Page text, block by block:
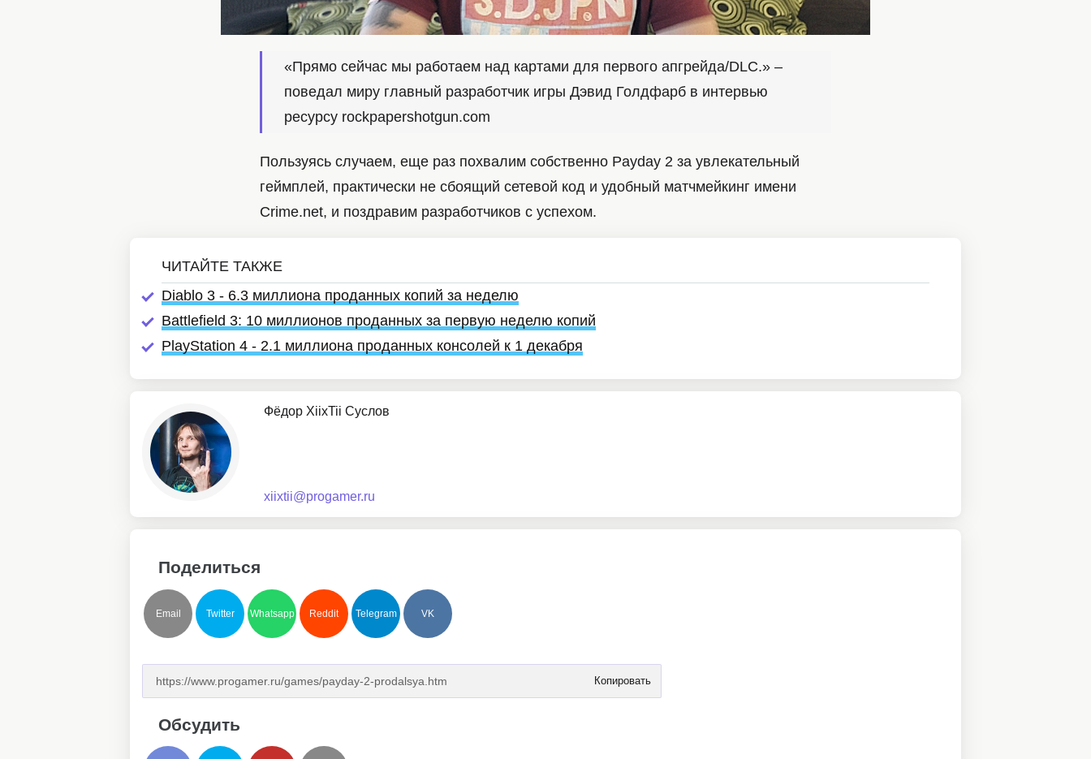
«Прямо сейчас мы работаем над картами для первого апгрейда/DLC.» –
поведал миру главный разработчик игры Дэвид Голдфарб в интервью
ресурсу rockpapershotgun.com
Пользуясь случаем, еще раз похвалим собственно Payday 2 за увлекательный
геймплей, практически не сбоящий сетевой код и удобный матчмейкинг имени
Crime.net, и поздравим разработчиков с успехом.
Diablo 3 - 6.3 миллиона проданных копий за неделю
Battlefield 3: 10 миллионов проданных за первую неделю копий
PlayStation 4 - 2.1 миллиона проданных консолей к 1 декабря
Фёдор XiixTii Суслов
xiixtii@progamer.ru
Поделиться
Email Twitter Whatsapp Reddit Telegram VK
Копировать
Обсудить